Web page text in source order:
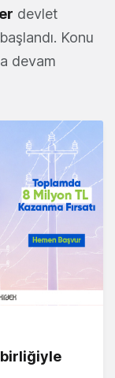
devlet
Konu
devam
birliğiyle